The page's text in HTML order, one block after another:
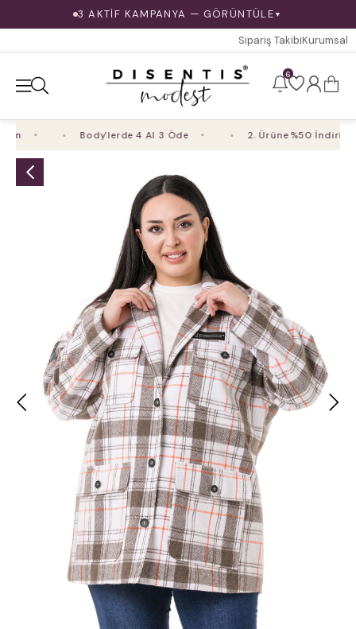
3 AKTİF KAMPANYA — GÖRÜNTÜLE ▼
Sipariş TakibiKurumsal
6
Body'lerde 4 Al 3 Öde 2. Ürüne %50 İndirim